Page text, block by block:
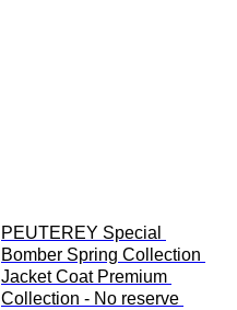
PEUTEREY Special
Bomber Spring Collection
Jacket Coat Premium
Collection - No reserve